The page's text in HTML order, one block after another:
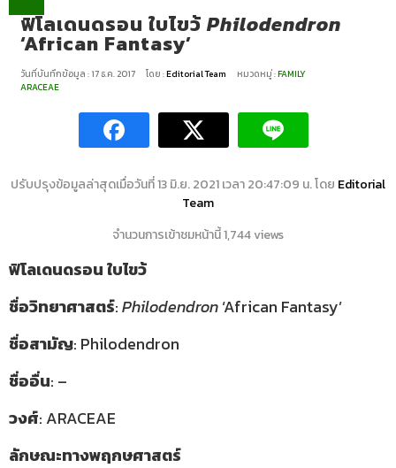
ฟิโลเดนดรอน ใบไขว้Philodendron
‘African Fantasy’
วันที่บันทึกข้อมูล : 17 ธ.ค. 2017 โดย :Editorial Team หมวดหมู่ :FAMILY
ARACEAE
ปรับปรุงข้อมูลล่าสุดเมื่อวันที่ 13 มิ.ย. 2021 เวลา 20:47:09 น. โดย Editorial
Team
จำนวนการเข้าชมหน้านี้ 1,744 views
ฟิโลเดนดรอน ใบไขว้
ชื่อวิทยาศาสตร์:Philodendron‘African Fantasy’
ชื่อสามัญ: Philodendron
ชื่ออื่น: –
วงศ์: ARACEAE
ลักษณะทางพฤกษศาสตร์